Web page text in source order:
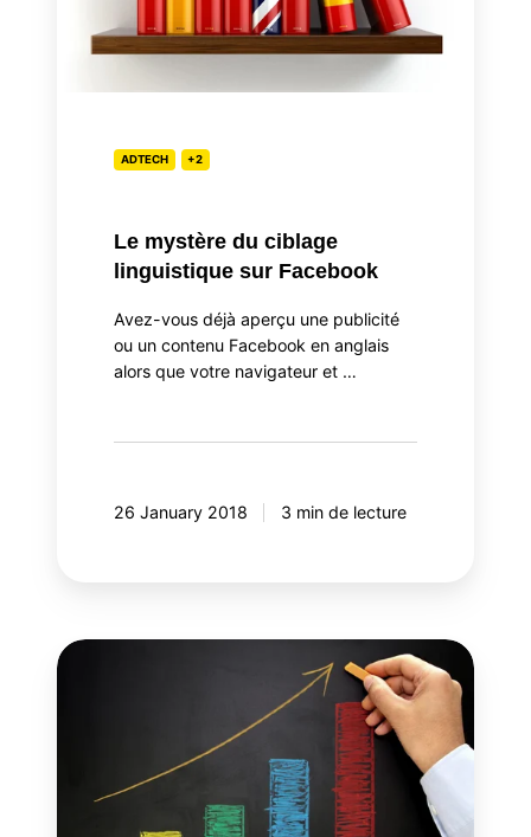
Facebook
ADTECH +2
Le mystère du ciblage
linguistique sur Facebook
Avez-vous déjà aperçu une publicité
ou un contenu Facebook en anglais
alors que votre navigateur et …
26 January 2018 3 min de lecture
Notoriété
procédures